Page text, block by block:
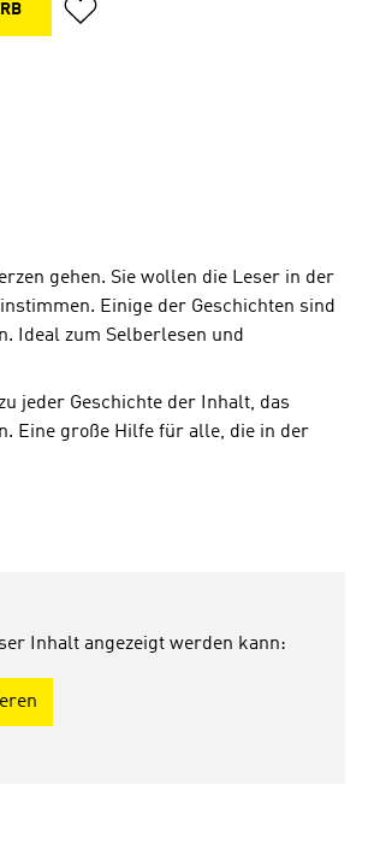
gehen. Sie wollen die Leser in der
Einige der Geschichten sind
Ideal zum Selberlesen und
jeder Geschichte der Inhalt, das
Eine große Hilfe für alle, die in der
Inhalt angezeigt werden kann: